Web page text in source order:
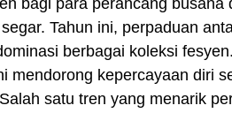
bagi para perancang
segar. Tahun ini, perpaduan
berbagai koleksi
mendorong kepercayaan diri